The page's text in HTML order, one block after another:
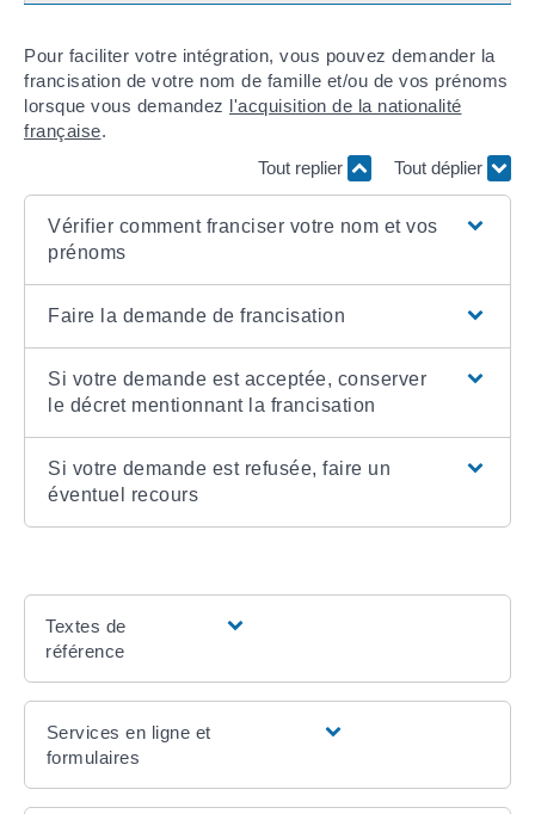
Pour faciliter votre intégration, vous pouvez demander la
francisation de votre nom de famille et/ou de vos prénoms
lorsque vous demandez l'acquisition de la nationalité
française.
Tout replier
Tout déplier
Vérifier comment franciser votre nom et vos
prénoms
Faire la demande de francisation
Si votre demande est acceptée, conserver
le décret mentionnant la francisation
Si votre demande est refusée, faire un
éventuel recours
Textes de
référence
Services en ligne et
formulaires